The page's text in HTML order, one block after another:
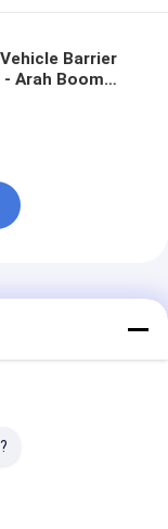
Barrier
- Arah Boom